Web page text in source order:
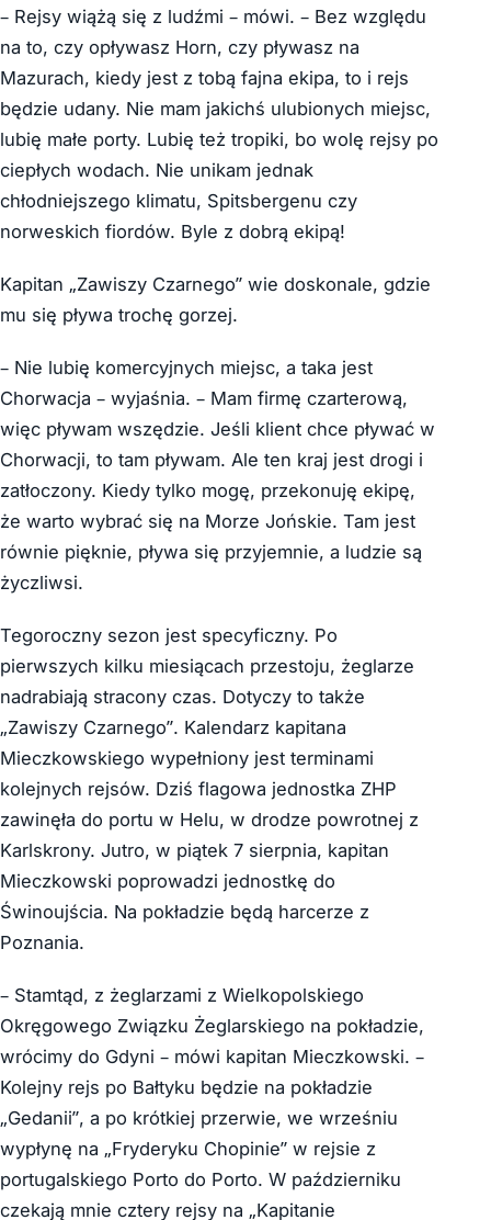
– Rejsy wiążą się z ludźmi – mówi. – Bez względu
na to, czy opływasz Horn, czy pływasz na
Mazurach, kiedy jest z tobą fajna ekipa, to i rejs
będzie udany. Nie mam jakichś ulubionych miejsc,
lubię małe porty. Lubię też tropiki, bo wolę rejsy po
ciepłych wodach. Nie unikam jednak
chłodniejszego klimatu, Spitsbergenu czy
norweskich fiordów. Byle z dobrą ekipą!
Kapitan „Zawiszy Czarnego” wie doskonale, gdzie
mu się pływa trochę gorzej.
– Nie lubię komercyjnych miejsc, a taka jest
Chorwacja – wyjaśnia. – Mam firmę czarterową,
więc pływam wszędzie. Jeśli klient chce pływać w
Chorwacji, to tam pływam. Ale ten kraj jest drogi i
zatłoczony. Kiedy tylko mogę, przekonuję ekipę,
że warto wybrać się na Morze Jońskie. Tam jest
równie pięknie, pływa się przyjemnie, a ludzie są
życzliwsi.
Tegoroczny sezon jest specyficzny. Po
pierwszych kilku miesiącach przestoju, żeglarze
nadrabiają stracony czas. Dotyczy to także
„Zawiszy Czarnego”. Kalendarz kapitana
Mieczkowskiego wypełniony jest terminami
kolejnych rejsów. Dziś flagowa jednostka ZHP
zawinęła do portu w Helu, w drodze powrotnej z
Karlskrony. Jutro, w piątek 7 sierpnia, kapitan
Mieczkowski poprowadzi jednostkę do
Świnoujścia. Na pokładzie będą harcerze z
Poznania.
– Stamtąd, z żeglarzami z Wielkopolskiego
Okręgowego Związku Żeglarskiego na pokładzie,
wrócimy do Gdyni – mówi kapitan Mieczkowski. –
Kolejny rejs po Bałtyku będzie na pokładzie
„Gedanii”, a po krótkiej przerwie, we wrześniu
wypłynę na „Fryderyku Chopinie” w rejsie z
portugalskiego Porto do Porto. W październiku
czekają mnie cztery rejsy na „Kapitanie